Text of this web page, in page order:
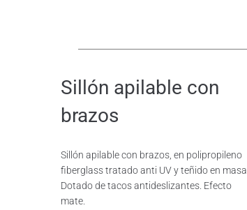
Sillón apilable con
brazos
Sillón apilable con brazos, en polipropileno
fiberglass tratado anti UV y teñido en masa.
Dotado de tacos antideslizantes. Efecto
mate.